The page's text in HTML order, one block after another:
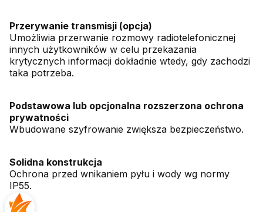
Przerywanie transmisji (opcja)
Umożliwia przerwanie rozmowy radiotelefonicznej
innych użytkowników w celu przekazania
krytycznych informacji dokładnie wtedy, gdy zachodzi
taka potrzeba.
Podstawowa lub opcjonalna rozszerzona ochrona
prywatności
Wbudowane szyfrowanie zwiększa bezpieczeństwo.
Solidna konstrukcja
Ochrona przed wnikaniem pyłu i wody wg normy
IP55.